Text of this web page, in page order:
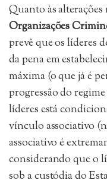
Quanto às alterações
Organizações
prevê que os líderes
da pena em
máxima (o que já é
progressão do
líderes está
vínculo associativo
associativo é
considerando que o
sob a custódia do